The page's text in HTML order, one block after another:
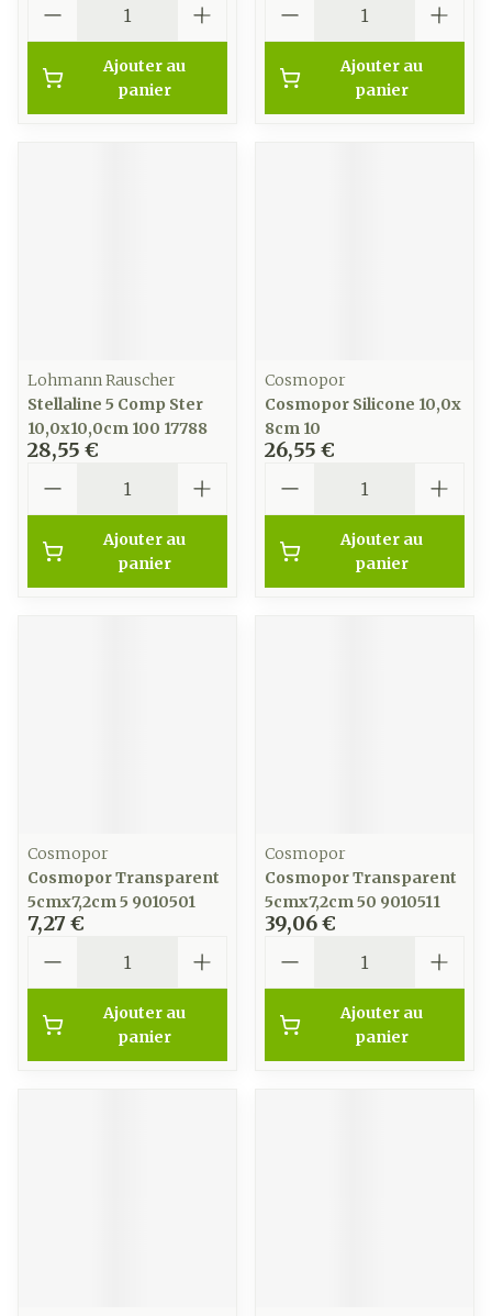
Ajouter au
panier
Ajouter au
panier
Lohmann Rauscher
Stellaline 5 Comp Ster
10,0x10,0cm 100 17788
28,55 €
Ajouter au
panier
Cosmopor
Cosmopor Silicone 10,0x
8cm 10
26,55 €
Ajouter au
panier
Cosmopor
Cosmopor Transparent
5cmx7,2cm 5 9010501
7,27 €
Ajouter au
panier
Cosmopor
Cosmopor Transparent
5cmx7,2cm 50 9010511
39,06 €
Ajouter au
panier